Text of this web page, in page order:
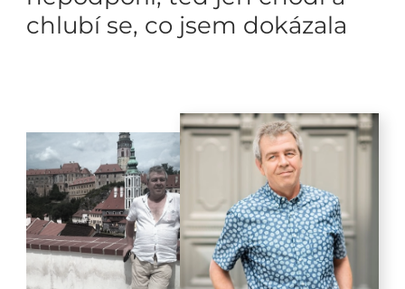
chlubí se, co jsem dokázala